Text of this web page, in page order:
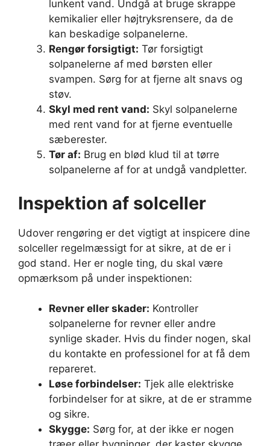
lunkent vand. Undgå at bruge skrappe
kemikalier eller højtryksrensere, da de
kan beskadige solpanelerne.
Rengør forsigtigt: Tør forsigtigt
solpanelerne af med børsten eller
svampen. Sørg for at fjerne alt snavs og
støv.
Skyl med rent vand: Skyl solpanelerne
med rent vand for at fjerne eventuelle
sæberester.
Tør af: Brug en blød klud til at tørre
solpanelerne af for at undgå vandpletter.
Inspektion af solceller
Udover rengøring er det vigtigt at inspicere dine
solceller regelmæssigt for at sikre, at de er i
god stand. Her er nogle ting, du skal være
opmærksom på under inspektionen:
Revner eller skader: Kontroller
solpanelerne for revner eller andre
synlige skader. Hvis du finder nogen, skal
du kontakte en professionel for at få dem
repareret.
Løse forbindelser: Tjek alle elektriske
forbindelser for at sikre, at de er stramme
og sikre.
Skygge: Sørg for, at der ikke er nogen